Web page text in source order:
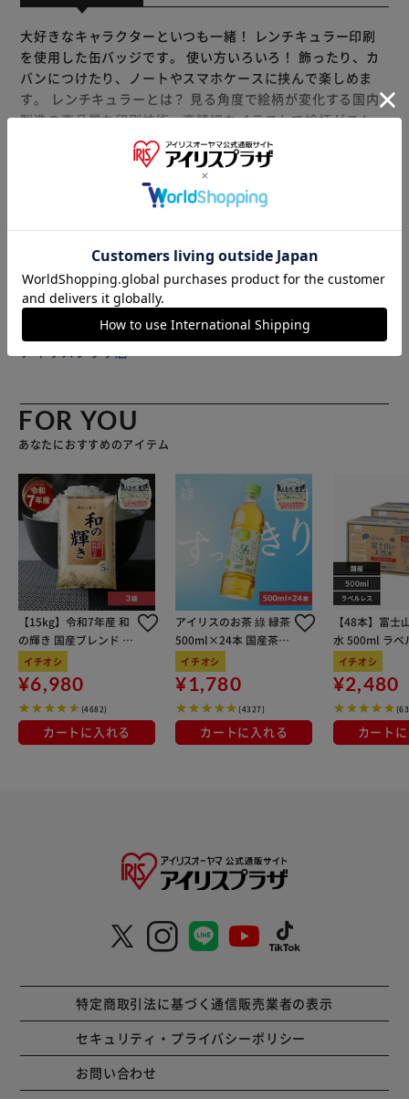
大好きなキャラクターといつも一緒！ レンチキュラー印刷
を使用した缶バッジです。 使い方いろいろ！ 飾ったり、カ
バンにつけたり、ノートやスマホケースに挟んで楽しめま
す。 レンチキュラーとは？ 見る角度で絵柄が変化する国内
製造の高品質な印刷技術。高精細なイラストで絵柄がスムー
ズに切り替わります。 「まじかる百貨店」は レンチキュラ
ー印刷を使用した動く絵柄が楽しいレンチキュラー雑貨ブラ
ンドです。 【商品配送について】 配送番号なしの配送にな
もっと見る
じめご了承ください。
販売元(特定商取引法に基づく表記)：BACKYARD FAMILY
アイリスプラザ店
FOR YOU
あなたにおすすめのアイテム
【15kg】令和7年産 和
の輝き 国産ブレンド 5
kg×3袋
イチオシ
¥6,980
(4682)
カートに入れる
アイリスのお茶 綠 緑茶
500ml×24本 国産茶葉
100％使用
イチオシ
¥1,780
(4327)
カートに入れる
【48本】富士
水 500ml ラベ
イチオシ
¥2,480
カート
特定商取引法に基づく通信販売業者の表示
セキュリティ・プライバシーポリシー
お問い合わせ